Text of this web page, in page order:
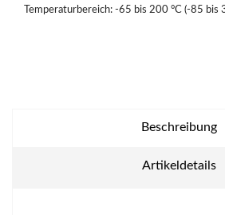
Temperaturbereich: -65 bis 200 °C (-85 bis
Beschreibung
Artikeldetails